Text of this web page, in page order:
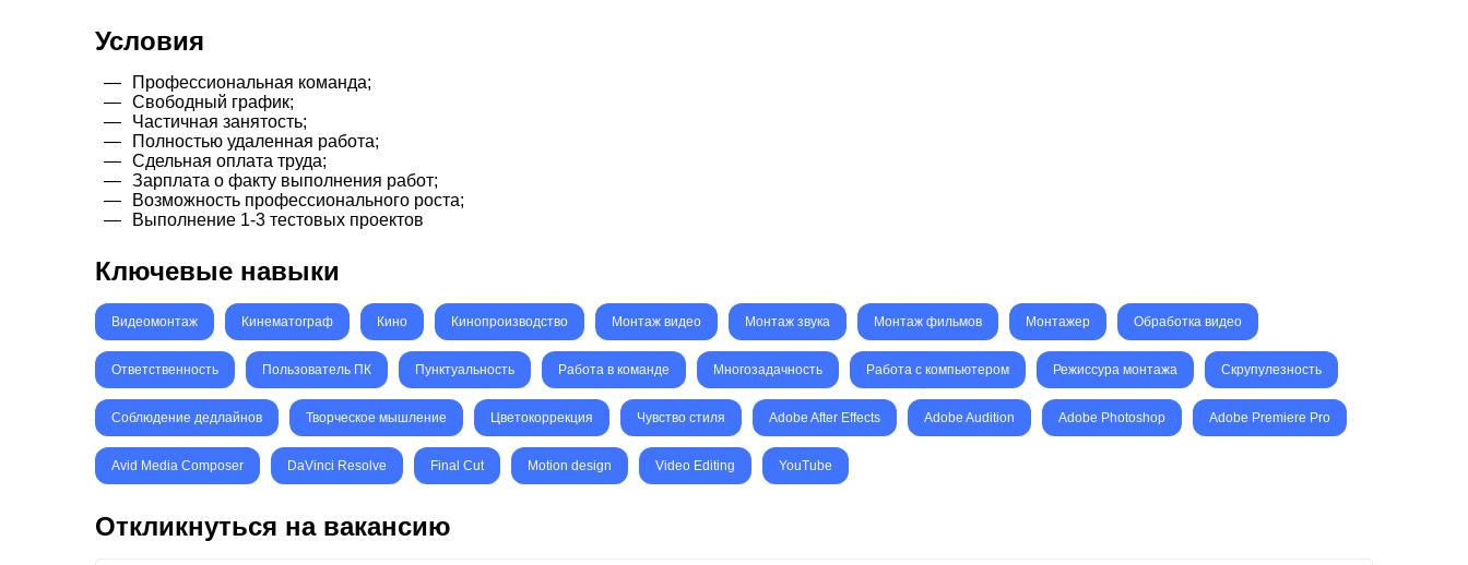
Условия
Профессиональная команда;
Свободный график;
Частичная занятость;
Полностью удаленная работа;
Сдельная оплата труда;
Зарплата о факту выполнения работ;
Возможность профессионального роста;
Выполнение 1-3 тестовых проектов
Ключевые навыки
Видеомонтаж Кинематограф Кино Кинопроизводство Монтаж видео Монтаж звука Монтаж фильмов Монтажер Обработка видео
Ответственность Пользователь ПК Пунктуальность Работа в команде Многозадачность Работа с компьютером Режиссура монтажа Скрупулезность
Соблюдение дедлайнов Творческое мышление Цветокоррекция Чувство стиля Adobe After Effects Adobe Audition Adobe Photoshop Adobe Premiere Pro
Avid Media Composer DaVinci Resolve Final Cut Motion design Video Editing YouTube
Откликнуться на вакансию